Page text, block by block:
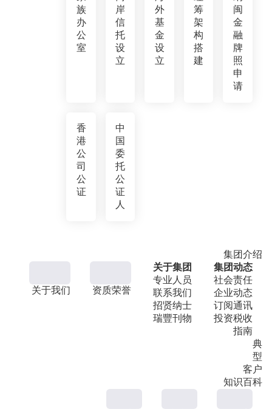
族
办
公
室
岸
信
托
设
立
外
基
金
设
立
筹
架
构
搭
建
闽
金
融
牌
照
申
请
香
港
公
司
公
证
中
国
委
托
公
证
人
集团介绍
关于我们 资质荣誉
关于集团
专业人员
联系我们
招贤纳士
瑞豐刊物
集团动态
社会责任
企业动态
订阅通讯
投资税收
指南
典
型
客户
知识百科